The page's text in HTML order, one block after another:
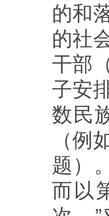
的和
的社
干部
子安
数民
（例
题）
而以